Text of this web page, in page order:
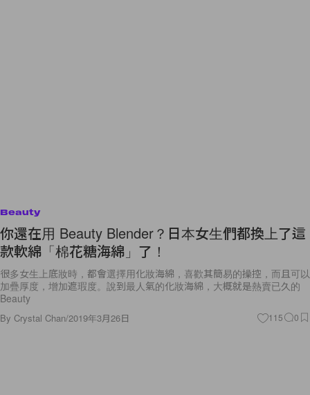
Beauty
你還在用 Beauty Blender？日本女生們都換上了這
款軟綿「棉花糖海綿」了！
很多女生上底妝時，都會選擇用化妝海綿，喜歡其簡易的操控，而且可以
加疊厚度，增加遮瑕度。說到最人氣的化妝海綿，大概就是熱賣已久的
Beauty
By Crystal Chan/2019年3月26日 115 0